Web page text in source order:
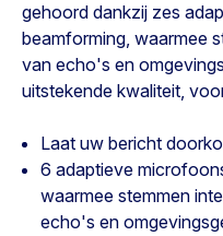
gehoord dankzij zes
beamforming, waarmee
van echo's en
uitstekende kwaliteit,
Laat uw bericht
6 adaptieve
waarmee stemmen
echo's en